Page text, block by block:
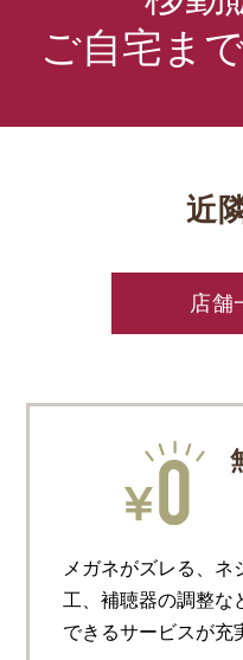
ご自宅ま
近
店舗
メガネがズレる、ネ
工、補聴器の調整な
できるサービスが充